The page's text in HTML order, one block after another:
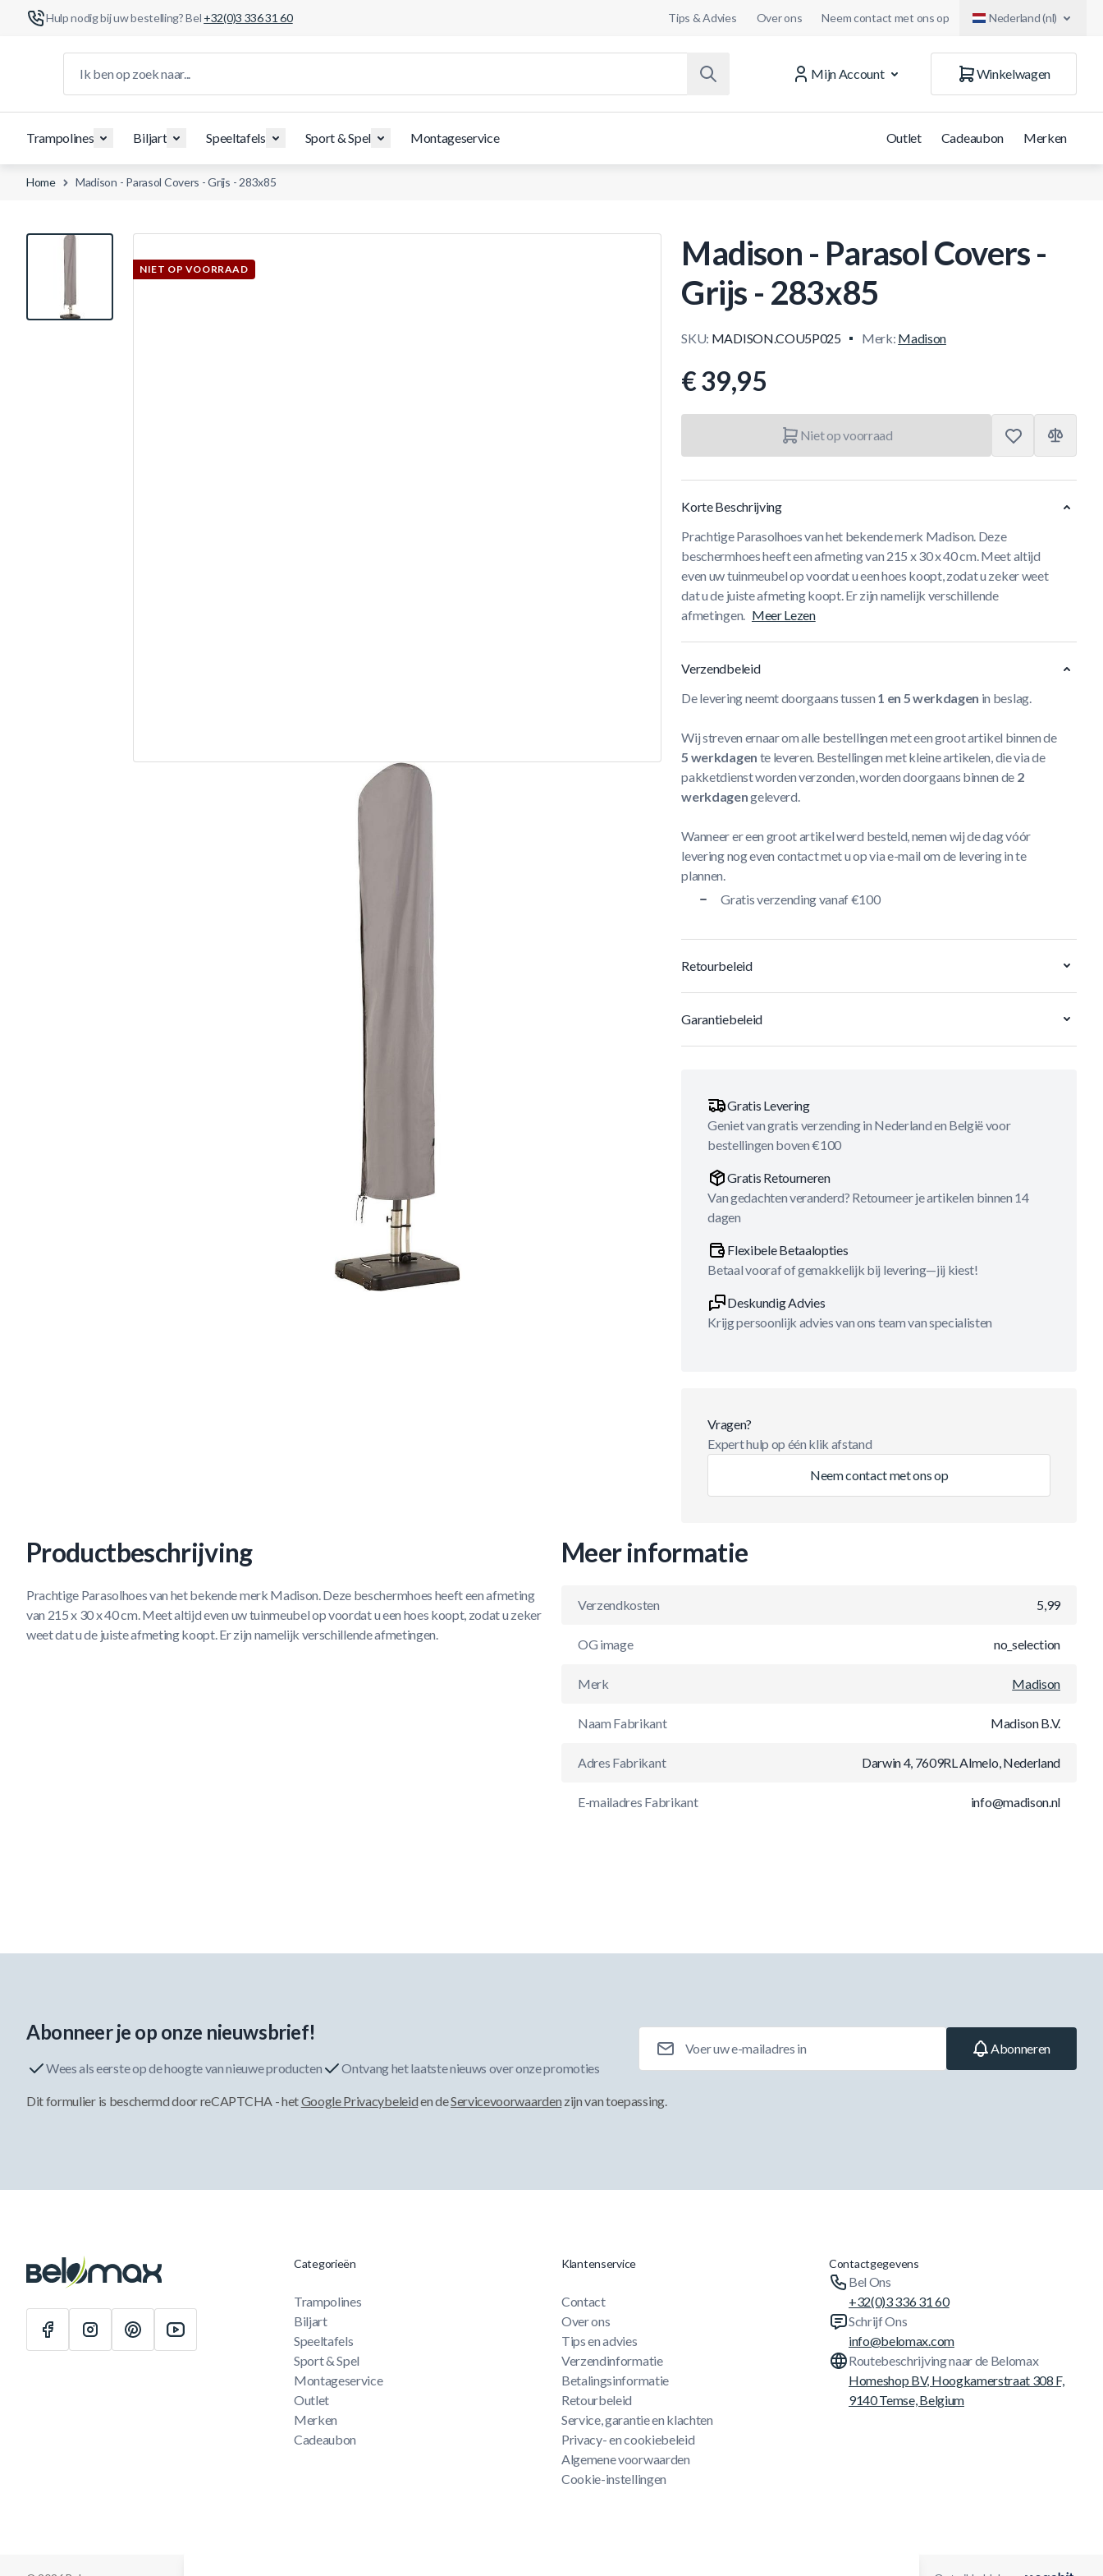
Hulp nodig bij uw bestelling? Bel +32(0)3 336 31 60 Tips & Advies Over ons Neem contact met ons op Nederland (nl)
Mijn Account
Winkelwagen
Trampolines Biljart Speeltafels Sport & Spel Montageservice Outlet Cadeaubon Merken
Home Madison - Parasol Covers - Grijs - 283x85
NIET OP VOORRAAD
View larger image
Madison - Parasol Covers -
Grijs - 283x85
SKU: MADISON.COU5P025 Merk: Madison
€ 39,95
Niet op voorraad
Korte Beschrijving
Prachtige Parasolhoes van het bekende merk Madison. Deze
beschermhoes heeft een afmeting van 215 x 30 x 40 cm. Meet altijd
even uw tuinmeubel op voordat u een hoes koopt, zodat u zeker weet
dat u de juiste afmeting koopt. Er zijn namelijk verschillende
afmetingen. Meer Lezen
Verzendbeleid
De levering neemt doorgaans tussen 1 en 5 werkdagen in beslag.
Wij streven ernaar om alle bestellingen met een groot artikel binnen de
5 werkdagen te leveren. Bestellingen met kleine artikelen, die via de
pakketdienst worden verzonden, worden doorgaans binnen de 2
werkdagengeleverd.
Wanneer er een groot artikel werd besteld, nemen wij de dag vóór
levering nog even contact met u op via e-mail om de levering in te
plannen.
Gratis verzending vanaf €100
Retourbeleid
Garantiebeleid
Gratis Levering
Geniet van gratis verzending in Nederland en België voor
bestellingen boven €100
Gratis Retourneren
Van gedachten veranderd? Retourneer je artikelen binnen 14
dagen
Flexibele Betaalopties
Betaal vooraf of gemakkelijk bij levering—jij kiest!
Deskundig Advies
Krijg persoonlijk advies van ons team van specialisten
Vragen?
Expert hulp op één klik afstand
Neem contact met ons op
Productbeschrijving
Prachtige Parasolhoes van het bekende merk Madison. Deze beschermhoes heeft een afmeting
van 215 x 30 x 40 cm. Meet altijd even uw tuinmeubel op voordat u een hoes koopt, zodat u zeker
weet dat u de juiste afmeting koopt. Er zijn namelijk verschillende afmetingen.
Meer informatie
Verzendkosten 5,99
OG image no_selection
Merk Madison
Naam Fabrikant Madison B.V.
Adres Fabrikant Darwin 4, 7609RL Almelo, Nederland
E-mailadres Fabrikant info@madison.nl
Abonneer je op onze nieuwsbrief!
Wees als eerste op de hoogte van nieuwe producten Ontvang het laatste nieuws over onze promoties
Abonneren
Dit formulier is beschermd door reCAPTCHA - hetGoogle Privacybeleiden deServicevoorwaarden zijn van toepassing.
Categorieën
Trampolines
Biljart
Speeltafels
Sport & Spel
Montageservice
Outlet
Merken
Cadeaubon
Klantenservice
Contact
Over ons
Tips en advies
Verzendinformatie
Betalingsinformatie
Retourbeleid
Service, garantie en klachten
Privacy- en cookiebeleid
Algemene voorwaarden
Cookie-instellingen
Contactgegevens
Bel Ons
+32(0)3 336 31 60
Schrijf Ons
info@belomax.com
Routebeschrijving naar de Belomax
Homeshop BV, Hoogkamerstraat 308 F,
9140 Temse, Belgium